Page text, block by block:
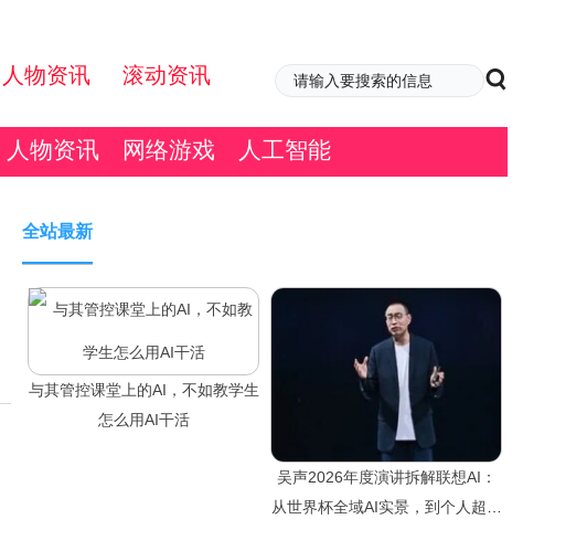
人物资讯 滚动资讯
人物资讯 网络游戏 人工智能
全站最新
与其管控课堂上的AI，不如教学生
怎么用AI干活
吴声2026年度演讲拆解联想AI：
从世界杯全域AI实景，到个人超级